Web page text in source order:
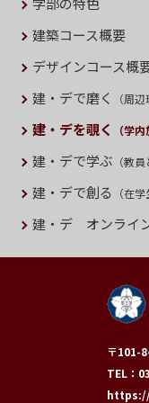
建築コース概要
デザインコース概
建・デで磨く
（周
建・デを覗く （学
建・デで学ぶ （教
建・デで創る （在
建・デ オンライ
〒101-
TEL：